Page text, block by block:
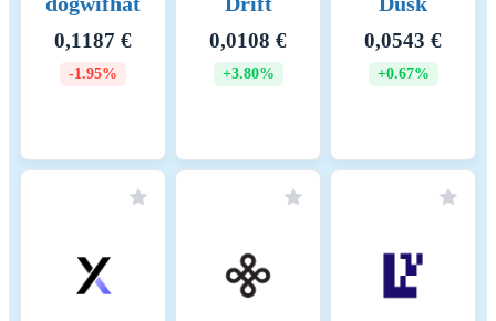
0,1187 €
-1.95%
0,0108 €
+3.80%
0,0543 €
+0.67%